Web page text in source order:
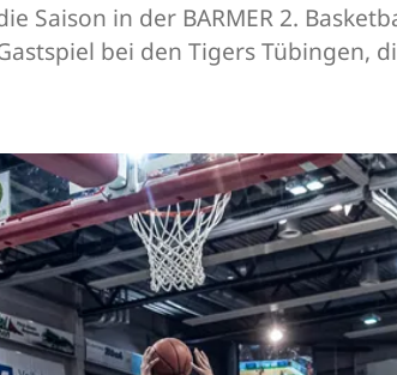
Saison in der BARMER 2.
bei den Tigers Tübingen,